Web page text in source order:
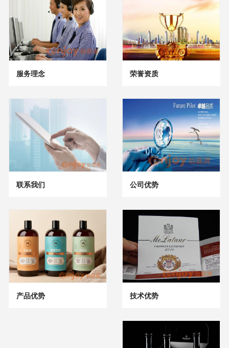
服务理念 荣誉资质
联系我们 公司优势
产品优势 技术优势